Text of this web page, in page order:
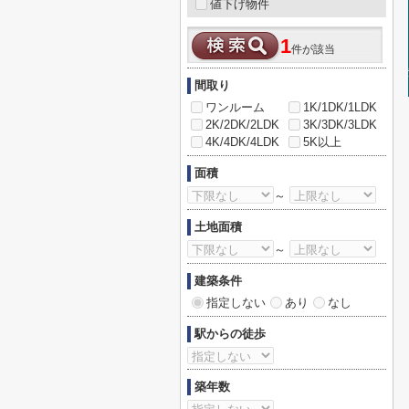
値下げ物件
1件が該当
間取り
ワンルーム
1K/1DK/1LDK
2K/2DK/2LDK
3K/3DK/3LDK
4K/4DK/4LDK
5K以上
面積
～
土地面積
～
建築条件
指定しない
あり なし
駅からの徒歩
築年数